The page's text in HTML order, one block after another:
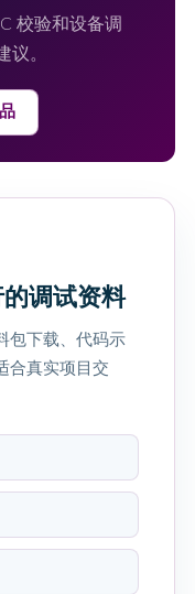
校验和设备调
议。
调试资料
包下载、代码示
合真实项目交